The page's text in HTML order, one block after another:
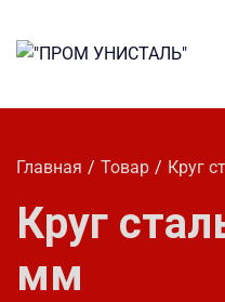
Главная Товар Круг
Круг
мм